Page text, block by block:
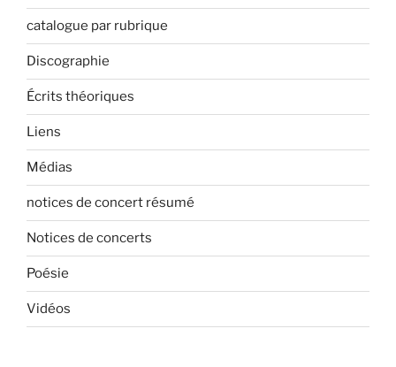
catalogue par rubrique
Discographie
Écrits théoriques
Liens
Médias
notices de concert résumé
Notices de concerts
Poésie
Vidéos